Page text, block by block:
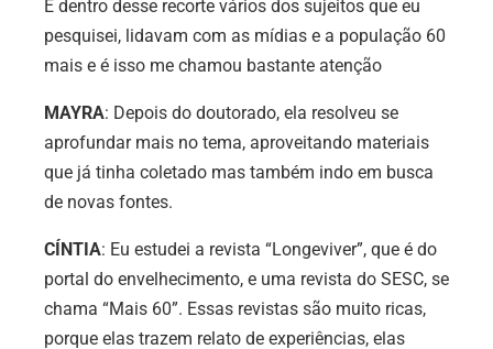
E dentro desse recorte vários dos sujeitos que eu
pesquisei, lidavam com as mídias e a população 60
mais e é isso me chamou bastante atenção
MAYRA: Depois do doutorado, ela resolveu se
aprofundar mais no tema, aproveitando materiais
que já tinha coletado mas também indo em busca
de novas fontes.
CÍNTIA: Eu estudei a revista “Longeviver”, que é do
portal do envelhecimento, e uma revista do SESC, se
chama “Mais 60”. Essas revistas são muito ricas,
porque elas trazem relato de experiências, elas